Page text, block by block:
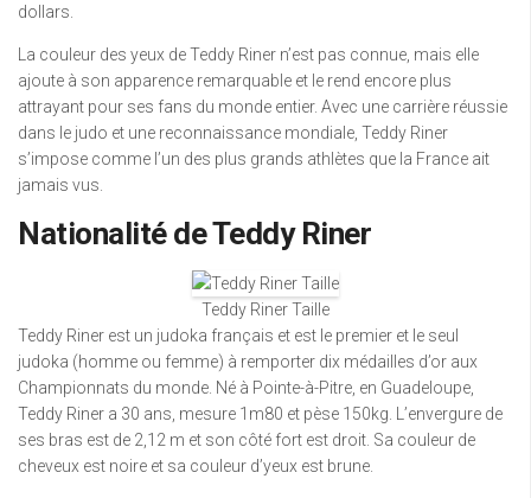
dollars.
La couleur des yeux de Teddy Riner n’est pas connue, mais elle
ajoute à son apparence remarquable et le rend encore plus
attrayant pour ses fans du monde entier. Avec une carrière réussie
dans le judo et une reconnaissance mondiale, Teddy Riner
s’impose comme l’un des plus grands athlètes que la France ait
jamais vus.
Nationalité de Teddy Riner
Teddy Riner Taille
Teddy Riner est un judoka français et est le premier et le seul
judoka (homme ou femme) à remporter dix médailles d’or aux
Championnats du monde. Né à Pointe-à-Pitre, en Guadeloupe,
Teddy Riner a 30 ans, mesure 1m80 et pèse 150kg. L’envergure de
ses bras est de 2,12 m et son côté fort est droit. Sa couleur de
cheveux est noire et sa couleur d’yeux est brune.